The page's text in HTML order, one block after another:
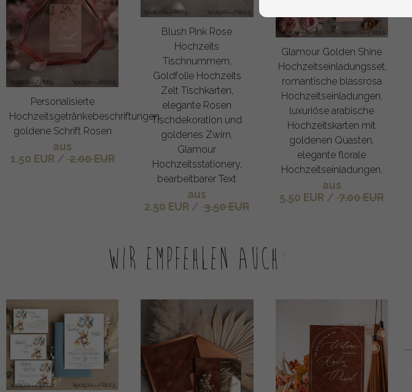
Personalisierte
Hochzeitsgetränkebeschriftungen
goldene Schrift Rosen
aus
1.50 EUR/ 2.00 EUR
Blush Pink Rose
Hochzeits
Tischnummern,
Goldfolie Hochzeits
Zelt Tischkarten,
elegante Rosen
Tischdekoration und
goldenes Zwirn,
Glamour
Hochzeitsstationery,
bearbeitbarer Text
aus
2.50 EUR / 3.50 EUR
Glamour Golden Shine
Hochzeitseinladungsset,
romantische blassrosa
Hochzeitseinladungen,
luxuriöse arabische
Hochzeitskarten mit
goldenen Quasten,
elegante florale
Hochzeitseinladungen.
aus
5.50 EUR /7.00 EUR
Wir empfehlen auch: